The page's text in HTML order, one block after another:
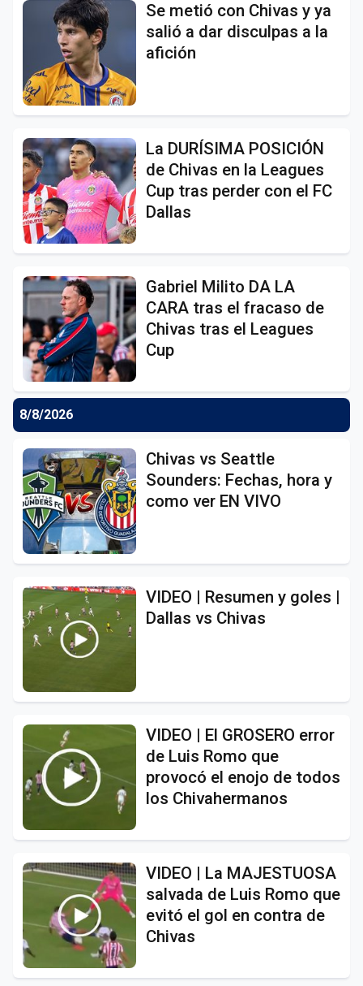
Se metió con Chivas y ya
salió a dar disculpas a la
afición
La DURÍSIMA POSICIÓN
de Chivas en la Leagues
Cup tras perder con el FC
Dallas
Gabriel Milito DA LA
CARA tras el fracaso de
Chivas tras el Leagues
Cup
8/8/2026
Chivas vs Seattle
Sounders: Fechas, hora y
como ver EN VIVO
VIDEO | Resumen y goles |
Dallas vs Chivas
VIDEO | El GROSERO error
de Luis Romo que
provocó el enojo de todos
los Chivahermanos
VIDEO | La MAJESTUOSA
salvada de Luis Romo que
evitó el gol en contra de
Chivas